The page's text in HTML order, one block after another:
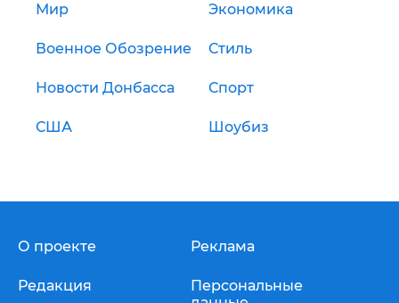
Мир Экономика
Военное Обозрение Стиль
Новости Донбасса Спорт
США Шоубиз
О проекте
Редакция
Реклама
Персональные